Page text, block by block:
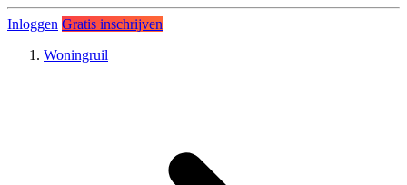
Inloggen Gratis inschrijven
Woningruil